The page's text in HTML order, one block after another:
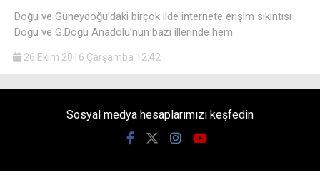
Doğu ve Güneydoğu’daki birçok ilde internete erişim sıkıntısı
Doğu ve G.Doğu Anadolu’nun bazı illerinde hem
26 Ekim 2016 Çarşamba 12:42
Sosyal medya hesaplarımızı keşfedin